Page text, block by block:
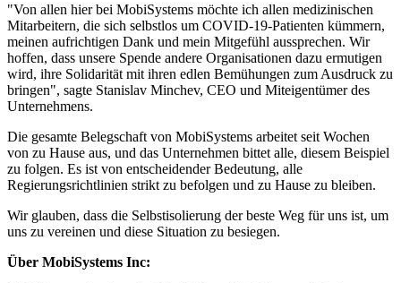
"Von allen hier bei MobiSystems möchte ich allen medizinischen
Mitarbeitern, die sich selbstlos um COVID-19-Patienten kümmern,
meinen aufrichtigen Dank und mein Mitgefühl aussprechen. Wir
hoffen, dass unsere Spende andere Organisationen dazu ermutigen
wird, ihre Solidarität mit ihren edlen Bemühungen zum Ausdruck zu
bringen", sagte Stanislav Minchev, CEO und Miteigentümer des
Unternehmens.
Die gesamte Belegschaft von MobiSystems arbeitet seit Wochen
von zu Hause aus, und das Unternehmen bittet alle, diesem Beispiel
zu folgen. Es ist von entscheidender Bedeutung, alle
Regierungsrichtlinien strikt zu befolgen und zu Hause zu bleiben.
Wir glauben, dass die Selbstisolierung der beste Weg für uns ist, um
uns zu vereinen und diese Situation zu besiegen.
Über MobiSystems Inc: